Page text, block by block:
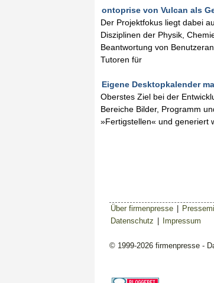
ontoprise von Vulcan als
Der Projektfokus liegt dabei
Disziplinen der Physik,
Beantwortung von
Tutoren für
Eigene Desktopkalender
Oberstes Ziel bei der
Bereiche Bilder, Programm
»Fertigstellen« und generiert
Über firmenpresse
Datenschutz
Impressum
© 1999-2026 firmenpresse -